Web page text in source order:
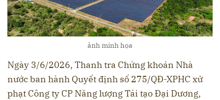
ảnh minh họa
Ngày 3/6/2026, Thanh tra Chứng khoán Nhà
nước ban hành Quyết định số 275/QĐ-XPHC xử
phạt Công ty CP Năng lượng Tái tạo Đại Dương,